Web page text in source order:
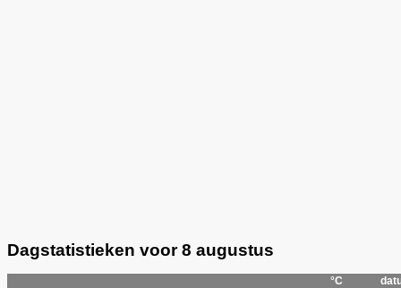
Dagstatistieken voor 8 augustus
°C